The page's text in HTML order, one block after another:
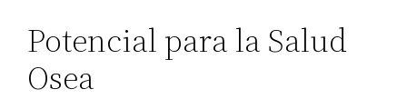
Potencial para la Salud
Osea